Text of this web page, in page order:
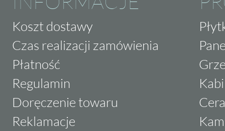
Koszt dostawy
Czas realizacji zamówienia
Płatność
Regulamin
Doręczenie towaru
Reklamacje